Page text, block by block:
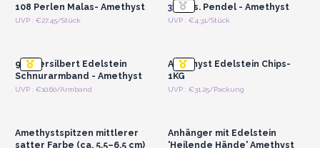
108 Perlen Malas- Amethyst
UVP : €27.45/Stück
3x 3tgs. Pendel - Amethyst
UVP : €4.31/Stück
Anmelden oder
925 Versilbert Edelstein
Schnurarmband - Amethyst
UVP : €10.60/Armband
Anmelden oder
Amethyst Edelstein Chips-
1KG
UVP : €31.25/Packung
Anmelden oder
Amethystspitzen mittlerer
satter Farbe (ca. 5,5–6,5 cm)
Anmelden oder
Anhänger mit Edelstein
'Heilende Hände' Amethyst